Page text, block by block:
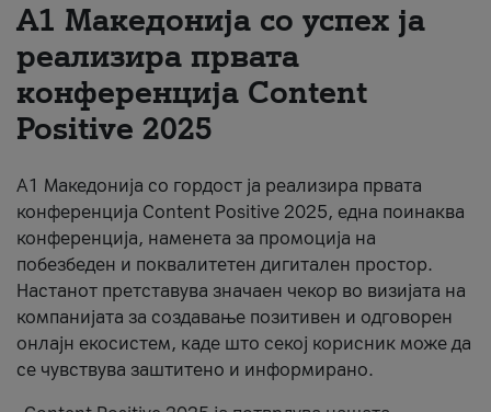
#ПодобарОнлајн
А1 Македонија со успех ја
реализира првата
конференција Content
Positive 2025
А1 Македонија со гордост ја реализира првата
конференција Content Positive 2025, една поинаква
конференција, наменета за промоција на
побезбеден и поквалитетен дигитален простор.
Настанот претставува значаен чекор во визијата на
компанијата за создавање позитивен и одговорен
онлајн екосистем, каде што секој корисник може да
се чувствува заштитено и информирано.